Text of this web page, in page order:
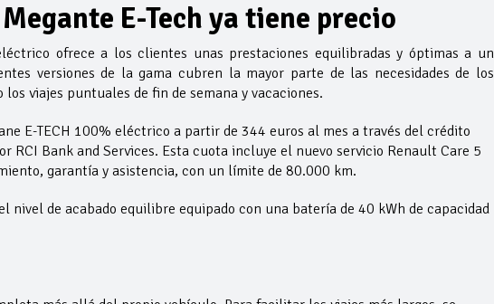
E-Tech ya tiene precio
ofrece a los clientes unas prestaciones equilibradas y óptimas a un
versiones de la gama cubren la mayor parte de las necesidades de los
viajes puntuales de fin de semana y vacaciones.
E-TECH 100% eléctrico a partir de 344 euros al mes a través del crédito
RCI Bank and Services. Esta cuota incluye el nuevo servicio Renault Care 5
garantía y asistencia, con un límite de 80.000 km.
nivel de acabado equilibre equipado con una batería de 40 kWh de capacidad